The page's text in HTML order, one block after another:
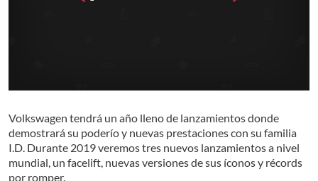
Volkswagen tendrá un año lleno de lanzamientos donde
demostrará su poderío y nuevas prestaciones con su familia
I.D. Durante 2019 veremos tres nuevos lanzamientos a nivel
mundial, un facelift, nuevas versiones de sus íconos y récords
por romper.